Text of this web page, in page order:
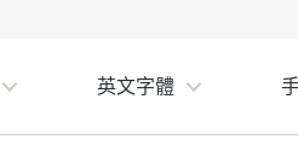
英文字體